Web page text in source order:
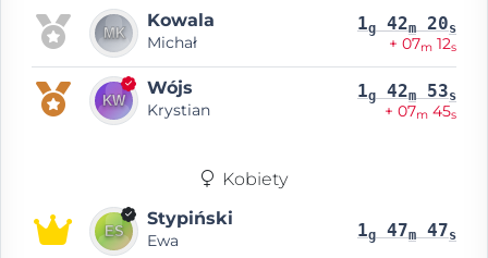
Kowala
Michał
1g 42m 20s
+ 07m 12s
Wójs
Krystian
1g 42m 53s
+ 07m 45s
Kobiety
Stypiński
Ewa 1g 47m 47s